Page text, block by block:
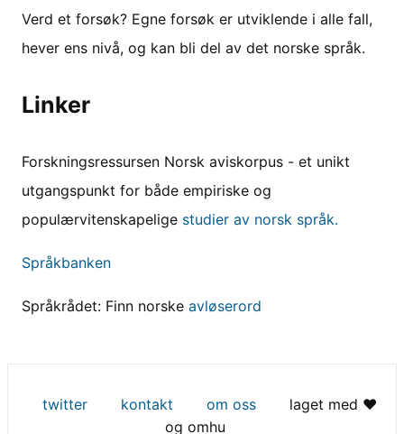
Verd et forsøk? Egne forsøk er utviklende i alle fall,
hever ens nivå, og kan bli del av det norske språk.
Linker
Forskningsressursen Norsk aviskorpus - et unikt
utgangspunkt for både empiriske og
populærvitenskapelige studier av norsk språk.
Språkbanken
Språkrådet: Finn norske avløserord
twitter kontakt om oss
laget med ♥
og omhu